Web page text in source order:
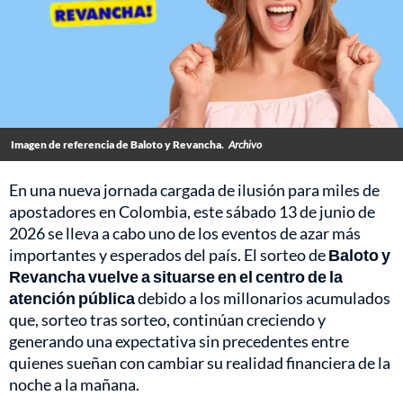
Imagen de referencia de Baloto y Revancha. Archivo
En una nueva jornada cargada de ilusión para miles de
apostadores en Colombia, este sábado 13 de junio de
2026 se lleva a cabo uno de los eventos de azar más
importantes y esperados del país. El sorteo deBaloto y
Revancha vuelve a situarse en el centro de la
atención públicadebido a los millonarios acumulados
que, sorteo tras sorteo, continúan creciendo y
generando una expectativa sin precedentes entre
quienes sueñan con cambiar su realidad financiera de la
noche a la mañana.